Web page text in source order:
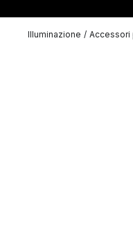
Illuminazione / Accessori